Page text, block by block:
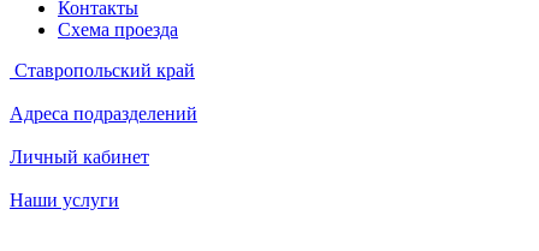
Контакты
Схема проезда
Ставропольский край
Адреса подразделений
Личный кабинет
Наши услуги